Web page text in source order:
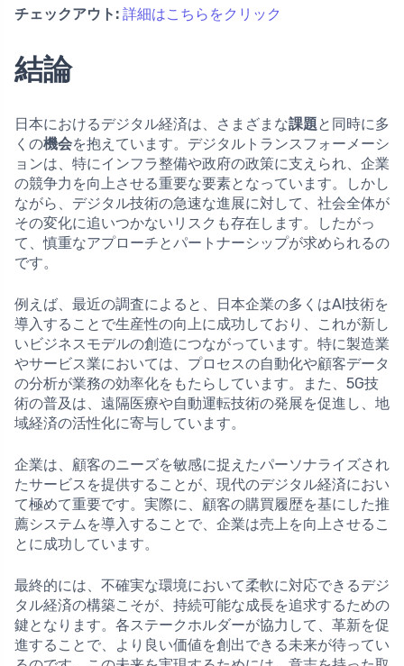
チェックアウト: 詳細はこちらをクリック
結論
日本におけるデジタル経済は、さまざまな課題と同時に多
くの機会を抱えています。デジタルトランスフォーメーシ
ョンは、特にインフラ整備や政府の政策に支えられ、企業
の競争力を向上させる重要な要素となっています。しかし
ながら、デジタル技術の急速な進展に対して、社会全体が
その変化に追いつかないリスクも存在します。したがっ
て、慎重なアプローチとパートナーシップが求められるの
です。
例えば、最近の調査によると、日本企業の多くはAI技術を
導入することで生産性の向上に成功しており、これが新し
いビジネスモデルの創造につながっています。特に製造業
やサービス業においては、プロセスの自動化や顧客データ
の分析が業務の効率化をもたらしています。また、5G技
術の普及は、遠隔医療や自動運転技術の発展を促進し、地
域経済の活性化に寄与しています。
企業は、顧客のニーズを敏感に捉えたパーソナライズされ
たサービスを提供することが、現代のデジタル経済におい
て極めて重要です。実際に、顧客の購買履歴を基にした推
薦システムを導入することで、企業は売上を向上させるこ
とに成功しています。
最終的には、不確実な環境において柔軟に対応できるデジ
タル経済の構築こそが、持続可能な成長を追求するための
鍵となります。各ステークホルダーが協力して、革新を促
進することで、より良い価値を創出できる未来が待ってい